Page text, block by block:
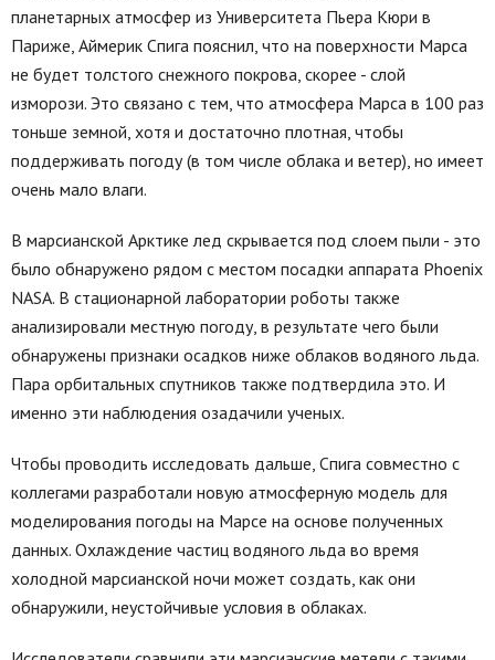
планетарных атмосфер из Университета Пьера Кюри в
Париже, Аймерик Спига пояснил, что на поверхности Марса
не будет толстого снежного покрова, скорее - слой
изморози. Это связано с тем, что атмосфера Марса в 100 раз
тоньше земной, хотя и достаточно плотная, чтобы
поддерживать погоду (в том числе облака и ветер), но имеет
очень мало влаги.
В марсианской Арктике лед скрывается под слоем пыли - это
было обнаружено рядом с местом посадки аппарата Phoenix
NASA. В стационарной лаборатории роботы также
анализировали местную погоду, в результате чего были
обнаружены признаки осадков ниже облаков водяного льда.
Пара орбитальных спутников также подтвердила это. И
именно эти наблюдения озадачили ученых.
Чтобы проводить исследовать дальше, Спига совместно с
коллегами разработали новую атмосферную модель для
моделирования погоды на Марсе на основе полученных
данных. Охлаждение частиц водяного льда во время
холодной марсианской ночи может создать, как они
обнаружили, неустойчивые условия в облаках.